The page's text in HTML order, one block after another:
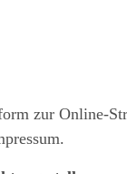
zur Online-